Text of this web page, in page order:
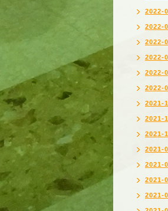
2022-
2022-
2022-
2022-
2022-
2022-
2021-
2021-
2021-
2021-
2021-
2021-
2021-